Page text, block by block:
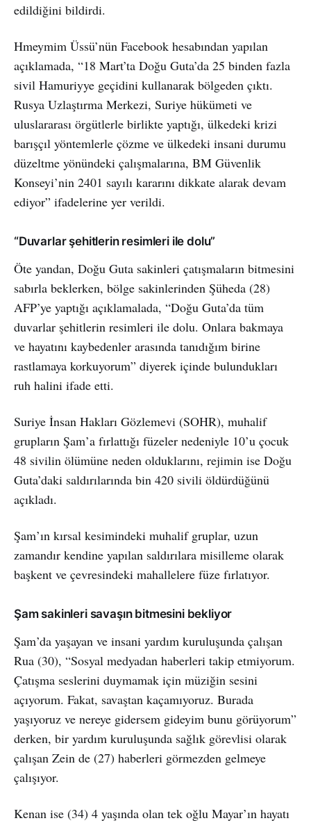
edildiğini bildirdi.
Hmeymim Üssü’nün Facebook hesabından yapılan
açıklamada, “18 Mart’ta Doğu Guta’da 25 binden fazla
sivil Hamuriyye geçidini kullanarak bölgeden çıktı.
Rusya Uzlaştırma Merkezi, Suriye hükümeti ve
uluslararası örgütlerle birlikte yaptığı, ülkedeki krizi
barışçıl yöntemlerle çözme ve ülkedeki insani durumu
düzeltme yönündeki çalışmalarına, BM Güvenlik
Konseyi’nin 2401 sayılı kararını dikkate alarak devam
ediyor” ifadelerine yer verildi.
“Duvarlar şehitlerin resimleri ile dolu”
Öte yandan, Doğu Guta sakinleri çatışmaların bitmesini
sabırla beklerken, bölge sakinlerinden Şüheda (28)
AFP’ye yaptığı açıklamalada, “Doğu Guta’da tüm
duvarlar şehitlerin resimleri ile dolu. Onlara bakmaya
ve hayatını kaybedenler arasında tanıdığım birine
rastlamaya korkuyorum” diyerek içinde bulundukları
ruh halini ifade etti.
Suriye İnsan Hakları Gözlemevi (SOHR), muhalif
grupların Şam’a fırlattığı füzeler nedeniyle 10’u çocuk
48 sivilin ölümüne neden olduklarını, rejimin ise Doğu
Guta’daki saldırılarında bin 420 sivili öldürdüğünü
açıkladı.
Şam’ın kırsal kesimindeki muhalif gruplar, uzun
zamandır kendine yapılan saldırılara misilleme olarak
başkent ve çevresindeki mahallelere füze fırlatıyor.
Şam sakinleri savaşın bitmesini bekliyor
Şam’da yaşayan ve insani yardım kuruluşunda çalışan
Rua (30), “Sosyal medyadan haberleri takip etmiyorum.
Çatışma seslerini duymamak için müziğin sesini
açıyorum. Fakat, savaştan kaçamıyoruz. Burada
yaşıyoruz ve nereye gidersem gideyim bunu görüyorum”
derken, bir yardım kuruluşunda sağlık görevlisi olarak
çalışan Zein de (27) haberleri görmezden gelmeye
çalışıyor.
Kenan ise (34) 4 yaşında olan tek oğlu Mayar’ın hayatı